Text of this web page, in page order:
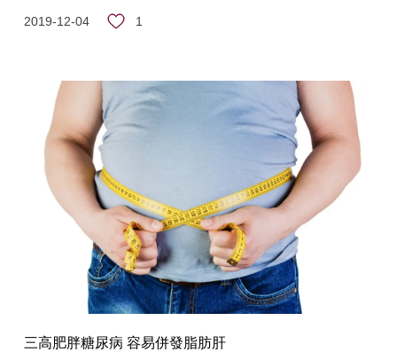
2019-12-04 1
三高肥胖糖尿病 容易併發脂肪肝